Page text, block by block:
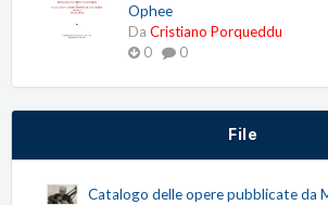
Ophee
Da Cristiano Porqueddu
0
0
File
Catalogo delle opere pubblicate da